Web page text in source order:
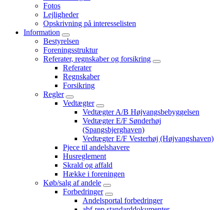
Fotos
Lejligheder
Opskrivning på interesselisten
Information
Bestyrelsen
Foreningsstruktur
Referater, regnskaber og forsikring
Referater
Regnskaber
Forsikring
Regler
Vedtægter
Vedtægter A/B Højvangsbebyggelsen
Vedtægter E/F Sønderhøj
(Spangsbjerghaven)
Vedtægter E/F Vesterhøj (Højvangshaven)
Pjece til andelshavere
Husreglement
Skrald og affald
Hække i foreningen
Køb/salg af andele
Forbedringer
Andelsportal forbedringer